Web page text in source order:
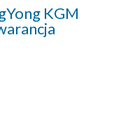
KGM